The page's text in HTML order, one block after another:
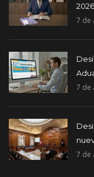
7 de
7 de
7 de